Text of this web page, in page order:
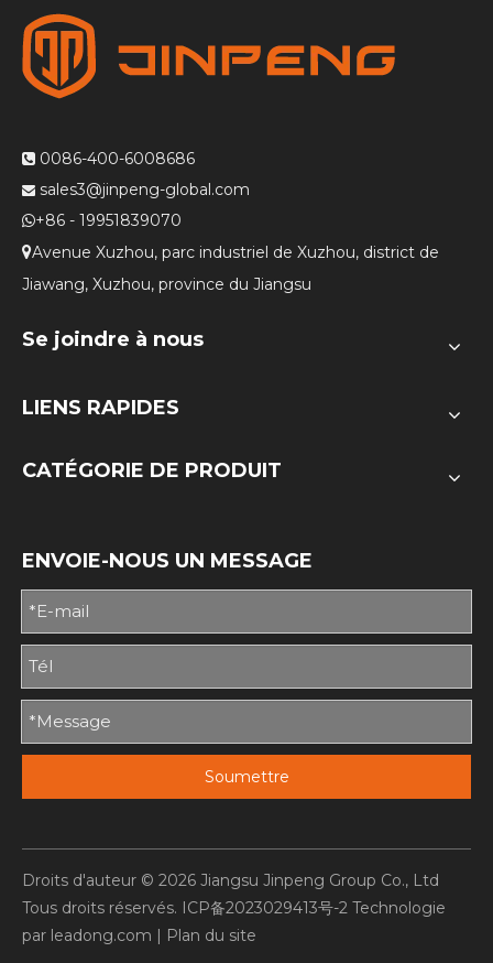
 0086-400-6008686
 sales3@jinpeng-global.com
+86 - 19951839070
Avenue Xuzhou, parc industriel de Xuzhou, district de
Jiawang, Xuzhou, province du Jiangsu
Se joindre à nous
LIENS RAPIDES
CATÉGORIE DE PRODUIT
ENVOIE-NOUS UN MESSAGE
Soumettre
Droits d'auteur © 2026 Jiangsu Jinpeng Group Co., Ltd
Tous droits réservés. ICP备2023029413号-2 Technologie
par leadong.com | Plan du site